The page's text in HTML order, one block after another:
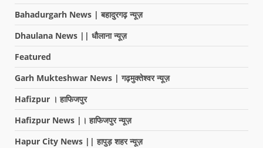
Bahadurgarh News | बहादुरगढ़ न्यूज़
Dhaulana News || धौलाना न्यूज़
Featured
Garh Mukteshwar News | गढ़मुक्तेश्वर न्यूज़
Hafizpur । हाफिजपुर
Hafizpur News |। हाफिजपुर न्यूज़
Hapur City News || हापुड़ शहर न्यूज़